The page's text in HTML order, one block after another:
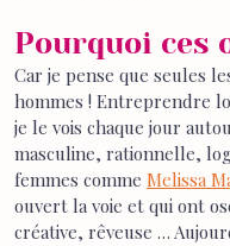
Pourquoi ces
Car je pense que seules
hommes ! Entreprendre
je le vois chaque jour
masculine, rationnelle,
femmes comme Melissa
ouvert la voie et qui ont
créative, rêveuse …